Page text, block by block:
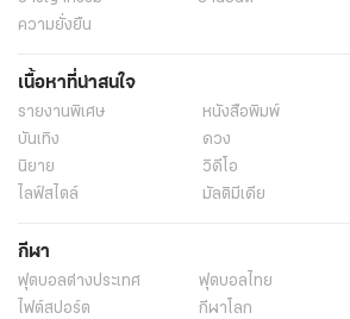
ความยั่งยืน
เนื้อหาที่น่าสนใจ
รายงานพิเศษ หนังสือพิมพ์
บันเทิง
ดวง
นิยาย
วิดีโอ
ไลฟ์สไตล์
มัลติมีเดีย
กีฬา
ฟุตบอลต่่างประเทศ ฟุตบอลไทย
ไฟต์สปอร์ต
กีฬาโลก